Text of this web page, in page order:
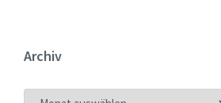
Archiv
ARCHIV